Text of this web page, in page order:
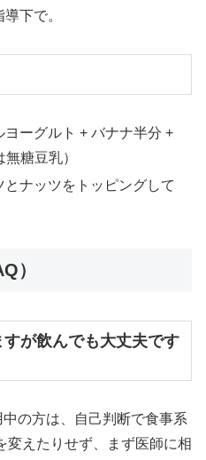
下で。
ーグルト + バナナ半分 +
糖豆乳）
ナッツをトッピングして
）
が飲んでも大丈夫です
の方は、自己判断で食事系
変えたりせず、まず医師に相